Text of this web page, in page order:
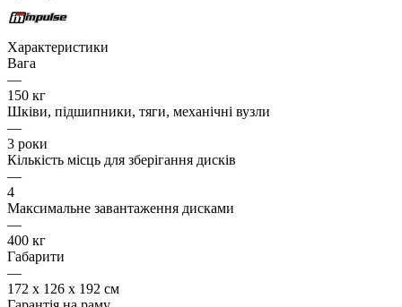
Характеристики
Вага
—
150 кг
Шківи, підшипники, тяги, механічні вузли
—
3 роки
Кількість місць для зберігання дисків
—
4
Максимальне завантаження дисками
—
400 кг
Габарити
—
172 х 126 х 192 см